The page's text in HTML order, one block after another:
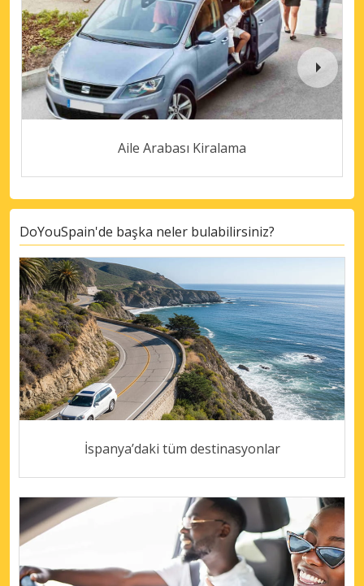
Aile Arabası Kiralama
DoYouSpain'de başka neler bulabilirsiniz?
İspanya’daki tüm destinasyonlar